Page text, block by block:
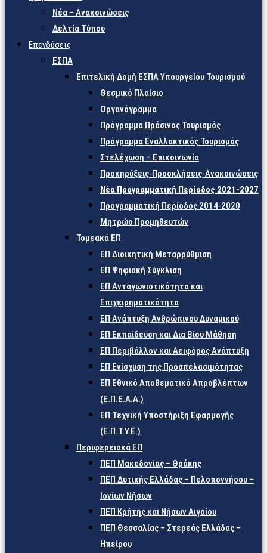
Νέα – Ανακοινώσεις
Δελτία Τύπου
Επενδύσεις
ΕΣΠΑ
Επιτελική Δομή ΕΣΠΑ Υπουργείου Τουρισμού
Θεσμικό Πλαίσιο
Οργανόγραμμα
Πρόγραμμα Πράσινος Τουρισμός
Πρόγραμμα Εναλλακτικός Τουρισμός
Στελέχωση – Επικοινωνία
Προκηρύξεις-Προσκλήσεις-Ανακοινώσεις
Νέα Προγραμματική Περίοδος 2021-2027
Προγραμματική Περίοδος 2014-2020
Μητρώο Προμηθευτών
Τομεακά ΕΠ
ΕΠ Διοικητική Μεταρρύθμιση
ΕΠ Ψηφιακή Σύγκλιση
ΕΠ Ανταγωνιστικότητα και
Επιχειρηματικότητα
ΕΠ Ανάπτυξη Ανθρώπινου Δυναμικού
ΕΠ Εκπαίδευση και Δια Βίου Μάθηση
ΕΠ Περιβάλλον και Αειφόρος Ανάπτυξη
ΕΠ Ενίσχυση της Προσπελασιμότητας
ΕΠ Εθνικό Αποθεματικό Απροβλέπτων
(Ε.Π.Ε.Α.Α.)
ΕΠ Τεχνική Υποστήριξη Εφαρμογής
(Ε.Π.Τ.Υ.Ε.)
Περιφερειακά ΕΠ
ΠΕΠ Μακεδονίας – Θράκης
ΠΕΠ Δυτικής Ελλάδας – Πελοποννήσου –
Ιονίων Νήσων
ΠΕΠ Κρήτης και Νήσων Αιγαίου
ΠΕΠ Θεσσαλίας – Στερεάς Ελλάδας –
Ηπείρου